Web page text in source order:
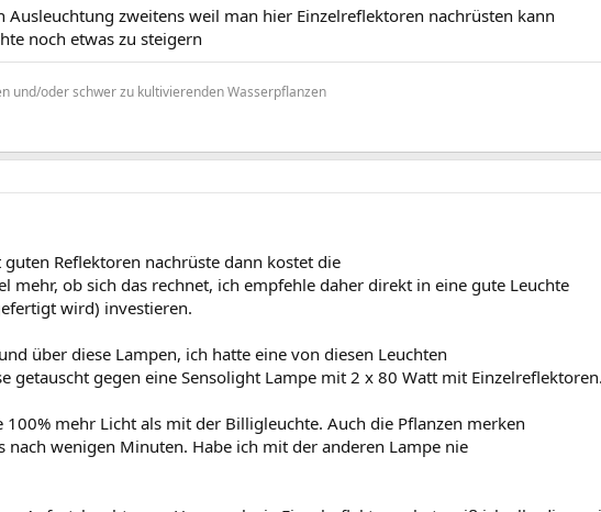
Ausleuchtung zweitens weil man hier Einzelreflektoren nachrüsten kann
noch etwas zu steigern
und/oder schwer zu kultivierenden Wasserpflanzen
Reflektoren nachrüste dann kostet die
mehr, ob sich das rechnet, ich empfehle daher direkt in eine gute Leuchte
wird) investieren.
über diese Lampen, ich hatte eine von diesen Leuchten
getauscht gegen eine Sensolight Lampe mit 2 x 80 Watt mit Einzelreflektoren.
100% mehr Licht als mit der Billigleuchte. Auch die Pflanzen merken
nach wenigen Minuten. Habe ich mit der anderen Lampe nie